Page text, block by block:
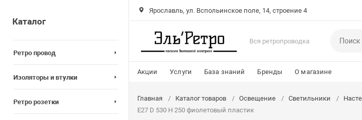
Ярославль, ул. Вспольинское поле, 14, строение 4
Вся ретропроводка
Акции Услуги База знаний Бренды О магазине
Каталог
Ретро провод
Изоляторы и втулки
Ретро розетки Главная Каталог товаров Освещение Светильники
E27 D 530 H 250 фиолетовый пластик